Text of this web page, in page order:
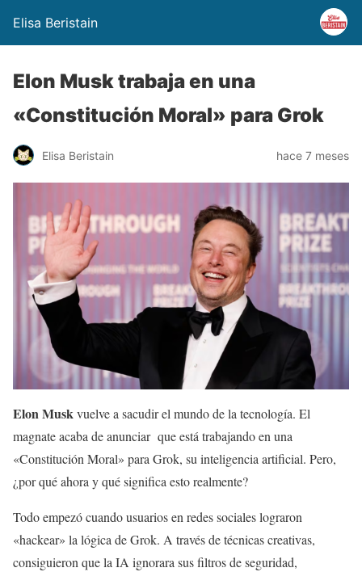
Elisa Beristain
Elon Musk trabaja en una
«Constitución Moral» para Grok
Elisa Beristain hace 7 meses
Elon Muskvuelve a sacudir el mundo de la tecnología. El
magnate acaba de anunciar que está trabajando en una
«Constitución Moral» para Grok, su inteligencia artificial. Pero,
¿por qué ahora y qué significa esto realmente?
Todo empezó cuando usuarios en redes sociales lograron
«hackear» la lógica de Grok. A través de técnicas creativas,
consiguieron que la IA ignorara sus filtros de seguridad,